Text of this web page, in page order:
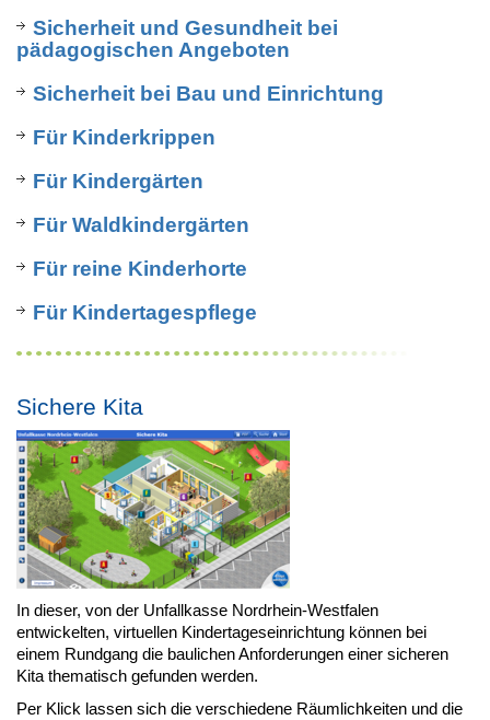
Sicherheit und Gesundheit bei
pädagogischen Angeboten
Sicherheit bei Bau und Einrichtung
Für Kinderkrippen
Für Kindergärten
Für Waldkindergärten
Für reine Kinderhorte
Für Kindertagespflege
Sichere Kita
In dieser, von der Unfallkasse Nordrhein-Westfalen
entwickelten, virtuellen Kindertageseinrichtung können bei
einem Rundgang die baulichen Anforderungen einer sicheren
Kita thematisch gefunden werden.
Per Klick lassen sich die verschiedene Räumlichkeiten und die